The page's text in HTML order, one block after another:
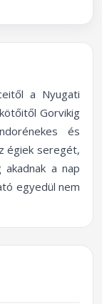
a Nyugati
Gorvikig
és
égiek seregét,
a nap
egyedül nem